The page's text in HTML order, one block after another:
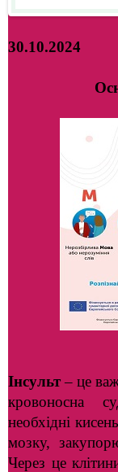
30.10.2024
Інсульт – це
кровоносна
необхідні
мозку,
Через це